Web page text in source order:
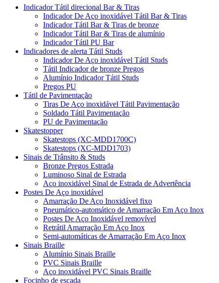
Indicador Tátil direcional Bar & Tiras
Indicador De Aço inoxidável Tátil Bar & Tiras
Indicador Tátil Bar & Tiras de bronze
Indicador Tátil Bar & Tiras de alumínio
Indicador Tátil PU Bar
Indicadores de alerta Tátil Studs
Indicador De Aço inoxidável Tátil Studs
Tátil Indicador de bronze Pregos
Alumínio Indicador Tátil Studs
Pregos PU
Tátil de Pavimentação
Tiras De Aço inoxidável Tátil Pavimentação
Soldado Tátil Pavimentação
PU de Pavimentação
Skatestopper
Skatestops (XC-MDD1700C)
Skatestops (XC-MDD1703)
Sinais de Trânsito & Studs
Bronze Pregos Estrada
Luminoso Sinal de Estrada
Aço inoxidável Sinal de Estrada de Advertência
Postes De Aço inoxidável
Amarração De Aço Inoxidável fixo
Pneumático-automático de Amarração Em Aço Inox
Postes De Aço Inoxidável removível
Retrátil Amarração Em Aço Inox
Semi-automáticas de Amarração Em Aço Inox
Sinais Braille
Alumínio Sinais Braille
PVC Sinais Braille
Aço inoxidável PVC Sinais Braille
Focinho de escada